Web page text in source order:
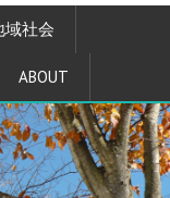
域社会
ABOUT